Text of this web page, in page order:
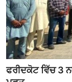
ਨੈਸ਼ਨਲ
ਰਾਜਨੀਤੀ
ਬਦਲੀਆ ਅਤੇ
ਮਨੋਰੰਜਨ
ਫਰੀਦਕੋਟ ਵਿੱਚ 3